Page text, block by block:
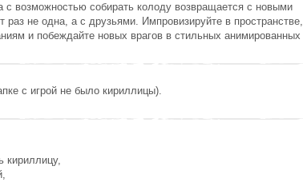
с возможностью собирать колоду возвращается с новыми
не одна, а с друзьями. Импровизируйте в пространстве,
и побеждайте новых врагов в стильных анимированных
с игрой не было кириллицы).
кириллицу,